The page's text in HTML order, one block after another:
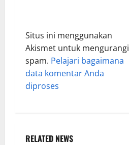
Situs ini menggunakan
Akismet untuk mengurangi
spam. Pelajari bagaimana
data komentar Anda
diproses
RELATED NEWS